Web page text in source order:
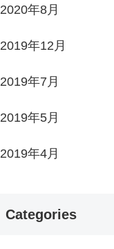
2020年8月
2019年12月
2019年7月
2019年5月
2019年4月
Categories